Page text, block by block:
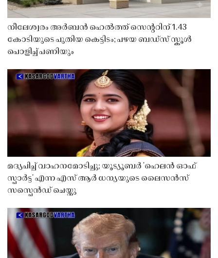
നീലേശ്വരം അർബൻ ഹെൽത്ത് സെൻ്ററിന് 1.43
കോടിയുടെ പുതിയ കെട്ടിടം; പഴയ ബഡ്സ് സ്കൂൾ
പൊളിച്ച് പണിയും
മദ്യപിച്ച് വാഹനമോടിച്ചു; യൂട്യൂബർ 'ഹെലൻ ഓഫ്
സ്പാർട്ട' എന്ന എസ് ആർ ധന്യയുടെ ലൈസൻസ്
സസ്പെൻഡ് ചെയ്തു ​​​​​​​